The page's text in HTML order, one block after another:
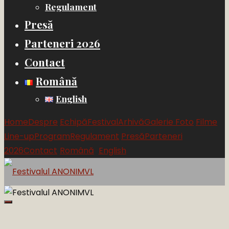
Regulament
Presă
Parteneri 2026
Contact
Română
English
HomeDespre EchipăFestivalArhivăGalerie Foto Filme
Line-upProgramRegulament PresăParteneri
2026Contact Română English
Festivalul